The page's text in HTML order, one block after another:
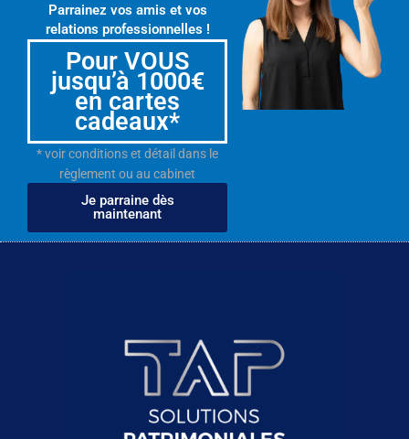
Parrainez vos amis et vos
relations professionnelles !
Pour VOUS
jusqu’à 1000€
en cartes
cadeaux*
* voir conditions et détail dans le
règlement ou au cabinet
Je parraine dès
maintenant